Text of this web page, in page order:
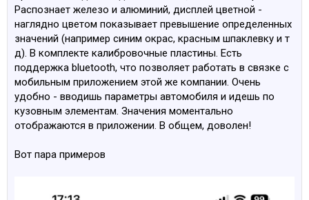
Распознает железо и алюминий, дисплей цветной -
наглядно цветом показывает превышение определенных
значений (например синим окрас, красным шпаклевку и т
д). В комплекте калибровочные пластины. Есть
поддержка bluetooth, что позволяет работать в связке с
мобильным приложением этой же компании. Очень
удобно - вводишь параметры автомобиля и идешь по
кузовным элементам. Значения моментально
отображаются в приложении. В общем, доволен!
Вот пара примеров